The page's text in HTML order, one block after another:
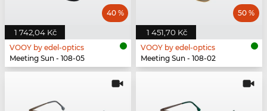
1 742,04 Kč
40 %
VOOY by edel-optics
Meeting Sun - 108-05
1 451,70 Kč
50 %
VOOY by edel-optics
Meeting Sun - 108-02